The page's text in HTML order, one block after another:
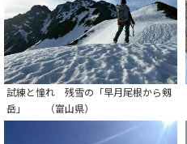
試練と憧れ 残雪の「早月尾根から剱
岳」 （富山県）